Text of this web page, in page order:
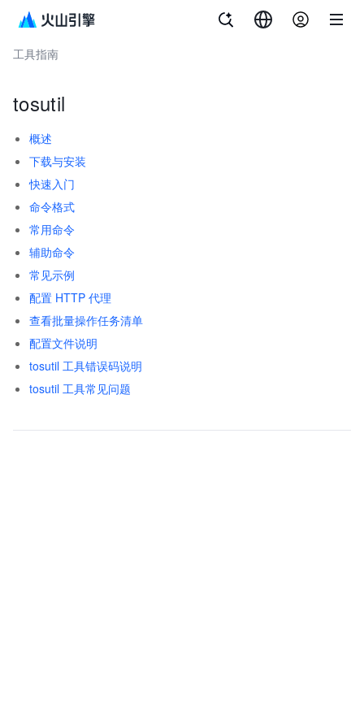
对象存储
工具指南
tosutil
概述
下载与安装
快速入门
命令格式
常用命令
辅助命令
常见示例
配置 HTTP 代理
查看批量操作任务清单
配置文件说明
tosutil 工具错误码说明
tosutil 工具常见问题